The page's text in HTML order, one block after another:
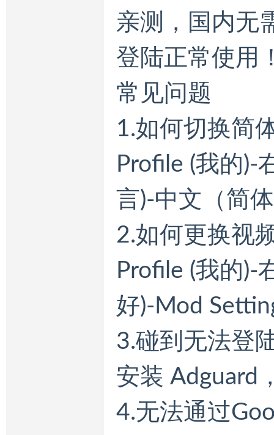
亲测，国内无
登陆正常使用
常见问题
1.如何切换简
Profile (我的)-
言)-中文（简
2.如何更换视
Profile (我的)-
好)-Mod
3.碰到无法登
安装 Adguard
4.无法通过